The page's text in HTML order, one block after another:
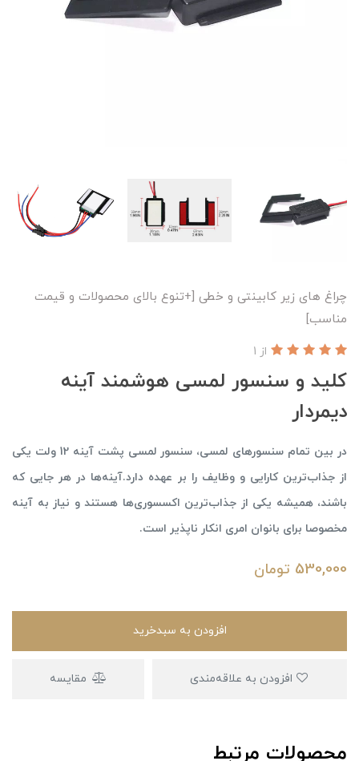
چراغ های زیر کابینتی و خطی [+تنوع بالای محصولات و قیمت
مناسب]
کلید و سنسور لمسی هوشمند آینه
دیمردار
از 1
در بین تمام سنسور‌های لمسی، سنسور لمسی پشت آینه 12 ولت یکی
از جذاب‌ترین کارایی و وظایف را بر عهده دارد.آینه‌ها در هر جایی که
باشند، همیشه یکی از جذاب‌ترین اکسسوری‌ها هستند و نیاز به آینه
مخصوصا برای بانوان امری انکار ناپذیر است.
530,000 تومان
افزودن به سبدخرید
مقایسه
محصولات مرتبط